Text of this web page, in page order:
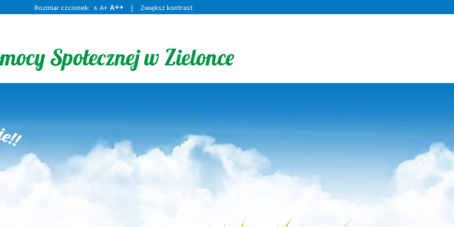
Rozmiar czcionek: A A+ A++ | Zwiększ kontrast